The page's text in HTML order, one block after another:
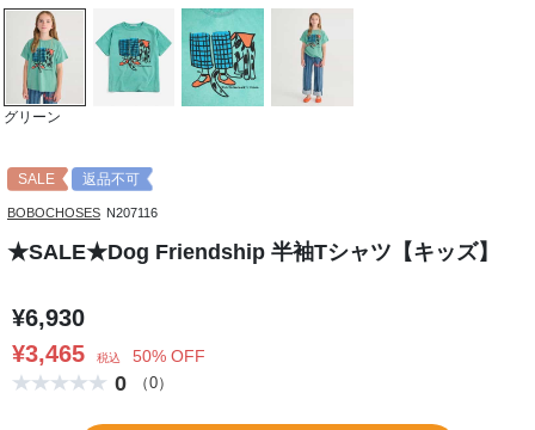
グリーン
SALE 返品不可
BOBOCHOSES N207116
★SALE★Dog Friendship 半袖Tシャツ【キッズ】
¥6,930
¥3,465
税込 50% OFF
0 （0）